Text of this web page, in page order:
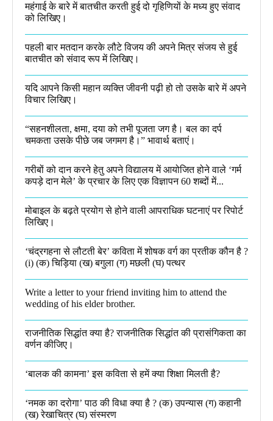
महंगाई के बारे में बातचीत करती हुई दो गृहिणियों के मध्य हुए संवाद
को लिखिए।
पहली बार मतदान करके लौटे विजय की अपने मित्र संजय से हुई
बातचीत को संवाद रूप में लिखिए।
यदि आपने किसी महान व्यक्ति जीवनी पढ़ी हो तो उसके बारे में अपने
विचार लिखिए।
“सहनशीलता, क्षमा, दया को तभी पूजता जग है। बल का दर्प
चमकता उसके पीछे जब जगमग है।”​ भावार्थ बताएं।
गरीबों को दान करने हेतु अपने विद्यालय में आयोजित होने वाले ‘गर्म
कपड़े दान मेले’ के प्रचार के लिए एक विज्ञापन 60 शब्दों में...
मोबाइल के बढ़ते प्रयोग से होने वाली आपराधिक घटनाएं पर रिपोर्ट
लिखिए।
‘चंद्रगहना से लौटती बेर’ कविता में शोषक वर्ग का प्रतीक कौन है ?
(i) (क) चिड़िया (ख) बगुला (ग) मछली (घ) पत्थर
Write a letter to your friend inviting him to attend the
wedding of his elder brother.
राजनीतिक सिद्धांत क्या है? राजनीतिक सिद्धांत की प्रासंगिकता का
वर्णन कीजिए।
‘बालक की कामना’ इस कविता से हमें क्या शिक्षा मिलती है?
‘नमक का दरोगा’ पाठ की विधा क्या है ? (क) उपन्यास (ग) कहानी
(ख) रेखाचित्र (घ) संस्मरण​